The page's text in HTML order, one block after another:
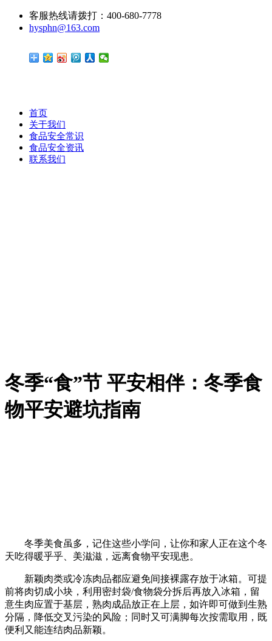
客服热线请拨打：400-680-7778
hysphn@163.com
首页
关于我们
食品安全常识
食品安全资讯
联系我们
冬季“食”节 平安相伴：冬季食
物平安避坑指南
冬季美食虽多，记住这些小学问，让你和家人正在这个冬
天吃得暖乎乎、美滋滋，远离食物平安现患。
新颖肉类或冷冻肉品都应避免间接裸露存放于冰箱。可提
前将肉切成小块，利用密封袋/食物袋分拆后再放入冰箱，留
意生肉应置于基层，熟肉成品放正在上层，如许即可做到生熟
分隔，降低交叉污染的风险；同时又可满脚每次按需取用，既
便利又能连结肉品新颖。